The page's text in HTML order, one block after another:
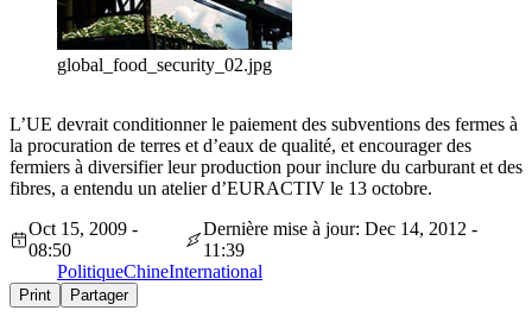
global_food_security_02.jpg
L’UE devrait conditionner le paiement des subventions des fermes à
la procuration de terres et d’eaux de qualité, et encourager des
fermiers à diversifier leur production pour inclure du carburant et des
fibres, a entendu un atelier d’EURACTIV le 13 octobre.
Oct 15, 2009 -
08:50
Dernière mise à jour: Dec 14, 2012 -
11:39
PolitiqueChineInternational
Print Partager